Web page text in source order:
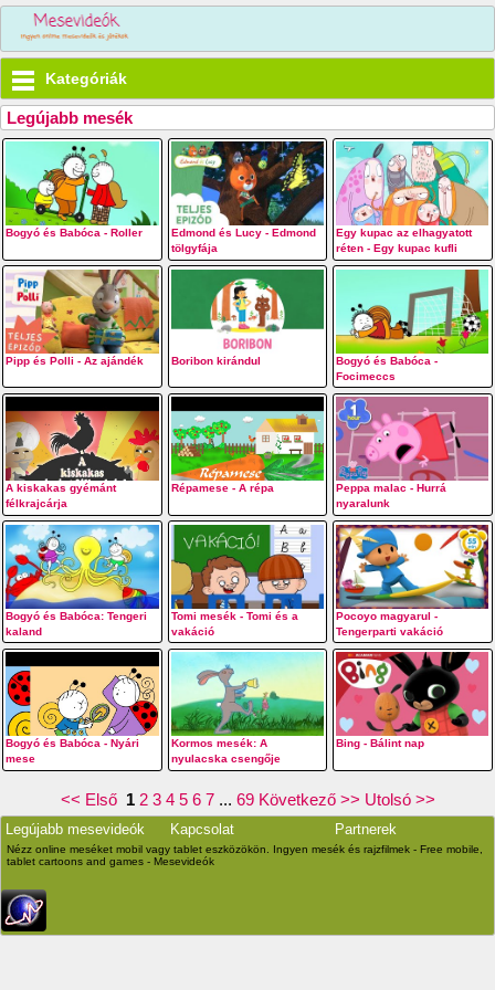
Kategóriák
Legújabb mesék
Bogyó és Babóca - Roller
Edmond és Lucy - Edmond
tölgyfája
Egy kupac az elhagyatott
réten - Egy kupac kufli
Pipp és Polli - Az ajándék Boribon kirándul
Bogyó és Babóca -
Focimeccs
A kiskakas gyémánt
félkrajcárja
Répamese - A répa
Peppa malac - Hurrá
nyaralunk
Bogyó és Babóca: Tengeri
kaland
Tomi mesék - Tomi és a
vakáció
Pocoyo magyarul -
Tengerparti vakáció
Bogyó és Babóca - Nyári
mese
Kormos mesék: A
nyulacska csengője
Bing - Bálint nap
<< Első 1 2 3 4 5 6 7... 69 Következő >> Utolsó >>
Legújabb mesevideók Kapcsolat Partnerek
Nézz online meséket mobil vagy tablet eszközökön. Ingyen mesék és rajzfilmek - Free mobile,
tablet cartoons and games - Mesevideók